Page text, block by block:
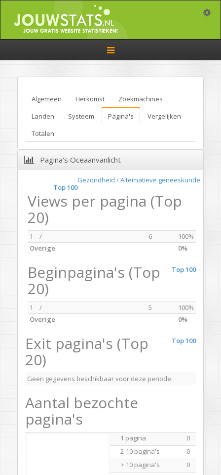
Toggle
navigation
Algemeen Herkomst
Zoekmachines
Landen
Systeem Pagina's
Vergelijken
Totalen
Pagina's Oceaanvanlicht
Gezondheid /Alternatieve geneeskunde
Top 100
Views per pagina (Top
20)
1 / 6
100%
Overige
0%
Top 100
Beginpagina's (Top
20)
1 / 5
100%
Overige
0%
Top 100
Exit pagina's (Top
20)
Geen gegevens beschikbaar voor deze periode.
Aantal bezochte
pagina's
1 pagina
0
2-10 pagina's
0
> 10 pagina's
0